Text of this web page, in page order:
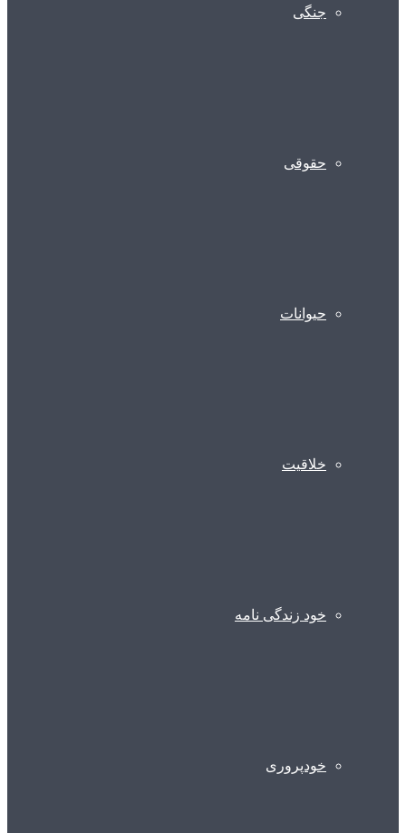
جنگی
حقوقی
حیوانات
خلاقیت
خود زندگی نامه
خودپروری